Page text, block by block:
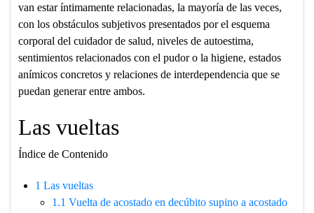
van estar íntimamente relacionadas, la mayoría de las veces,
con los obstáculos subjetivos presentados por el esquema
corporal del cuidador de salud, niveles de autoestima,
sentimientos relacionados con el pudor o la higiene, estados
anímicos concretos y relaciones de interdependencia que se
puedan generar entre ambos.
Las vueltas
Índice de Contenido
1 Las vueltas
1.1 Vuelta de acostado en decúbito supino a acostado